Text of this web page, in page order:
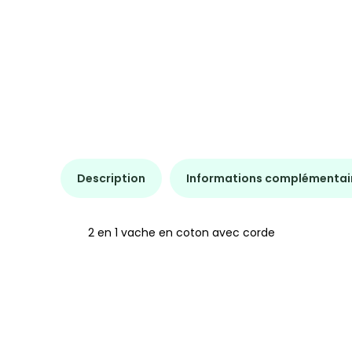
Description Informations
2 en 1 vache en coton avec corde